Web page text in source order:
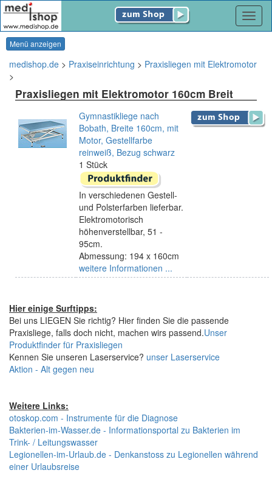
Menü anzeigen
medishop.de > Praxiseinrichtung > Praxisliegen mit Elektromotor
>
Praxisliegen mit Elektromotor 160cm Breit
Gymnastikliege nach
Bobath, Breite 160cm, mit
Motor, Gestellfarbe
reinweiß, Bezug schwarz
1 Stück
In verschiedenen Gestell-
und Polsterfarben lieferbar.
Elektromotorisch
höhenverstellbar, 51 -
95cm.
Abmessung: 194 x 160cm
weitere Informationen ...
Hier einige Surftipps:
Bei uns LIEGEN Sie richtig? Hier finden Sie die passende
Praxisliege, falls doch nicht, machen wirs passend.Unser
Produktfinder für Praxisliegen
Kennen Sie unseren Laserservice? unser Laserservice
Aktion - Alt gegen neu
Weitere Links:
otoskop.com - Instrumente für die Diagnose
Bakterien-im-Wasser.de - Informationsportal zu Bakterien im
Trink- / Leitungswasser
Legionellen-im-Urlaub.de - Denkanstoss zu Legionellen während
einer Urlaubsreise